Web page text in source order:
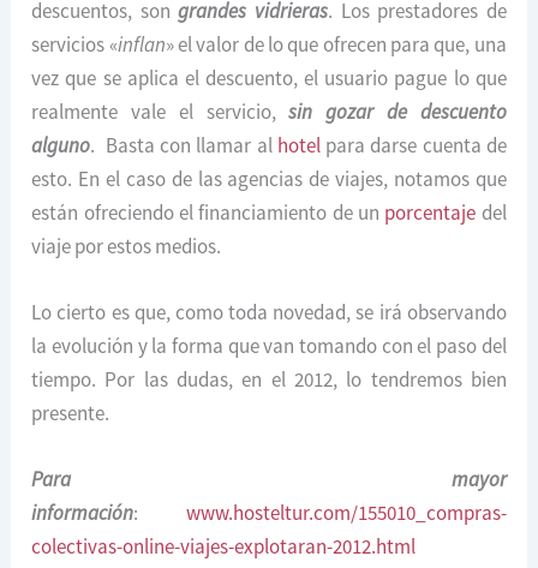
descuentos, songrandes vidrieras. Los prestadores de
servicios «inflan» el valor de lo que ofrecen para que, una
vez que se aplica el descuento, el usuario pague lo que
realmente vale el servicio,sin gozar de descuento
alguno. Basta con llamar al hotelpara darse cuenta de
esto. En el caso de las agencias de viajes, notamos que
están ofreciendo el financiamiento de un porcentaje del
viaje por estos medios.
Lo cierto es que, como toda novedad, se irá observando
la evolución y la forma que van tomando con el paso del
tiempo. Por las dudas, en el 2012, lo tendremos bien
presente.
Para mayor
información: www.hosteltur.com/155010_compras-
colectivas-online-viajes-explotaran-2012.html